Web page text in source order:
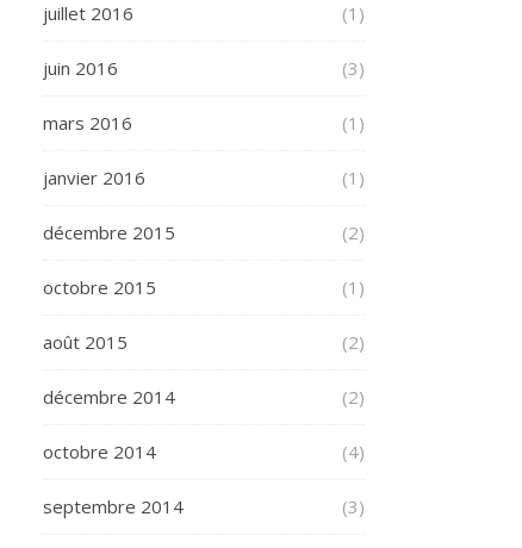
juillet 2016 (1)
juin 2016 (3)
mars 2016 (1)
janvier 2016 (1)
décembre 2015 (2)
octobre 2015 (1)
août 2015 (2)
décembre 2014 (2)
octobre 2014 (4)
septembre 2014 (3)